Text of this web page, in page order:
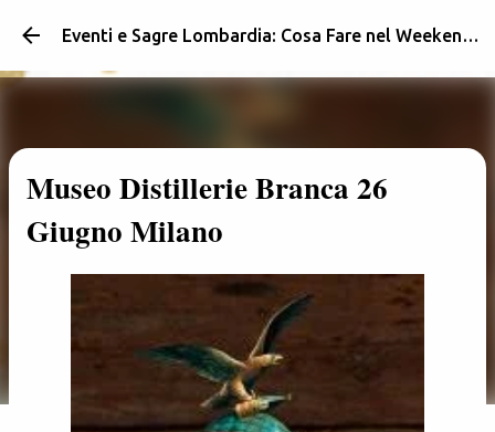
Passa ai contenuti principali Eventi e Sagre Lombardia: Cosa Fare nel Weekend | Weekendidea
Museo Distillerie Branca 26
Giugno Milano